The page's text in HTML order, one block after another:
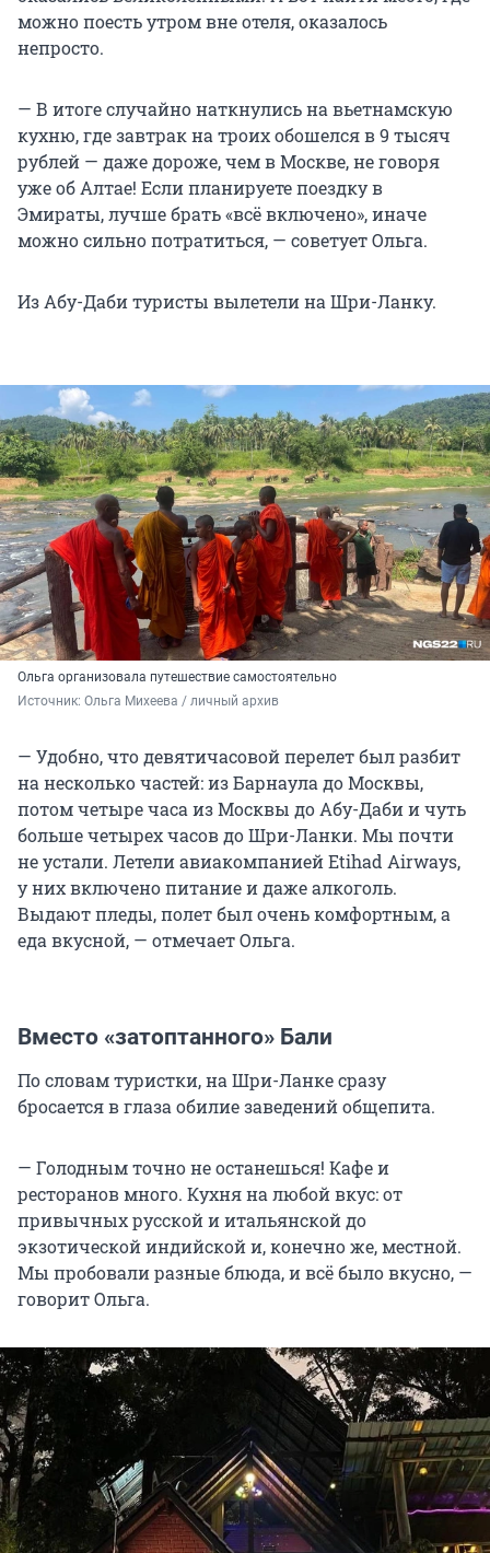
можно поесть утром вне отеля, оказалось
непросто.
— В итоге случайно наткнулись на вьетнамскую
кухню, где завтрак на троих обошелсяв 9 тысяч
рублей — даже дороже, чем в Москве, не говоря
уже об Алтае! Если планируете поездку в
Эмираты, лучше брать «всё включено», иначе
можно сильно потратиться, — советует Ольга.
Из Абу-Даби туристы вылетели на Шри-Ланку.
Ольга организовала путешествие самостоятельно
Источник: Ольга Михеева / личный архив
— Удобно, что девятичасовой перелет был разбит
на несколько частей: из Барнаула до Москвы,
потом четыре часа из Москвы до Абу-Даби и чуть
больше четырех часов до Шри-Ланки. Мы почти
не устали. Летели авиакомпанией Etihad Airways,
у них включено питание и даже алкоголь.
Выдают пледы, полет был очень комфортным, а
еда вкусной, — отмечает Ольга.
Вместо «затоптанного» Бали
По словам туристки, на Шри-Ланке сразу
бросается в глаза обилие заведений общепита.
— Голодным точно не останешься! Кафе и
ресторанов много. Кухня на любой вкус: от
привычных русской и итальянской до
экзотической индийской и, конечно же, местной.
Мы пробовали разные блюда, и всё было вкусно, —
говорит Ольга.